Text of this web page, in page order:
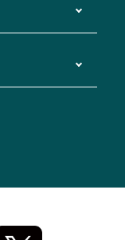
院直通バ
国際空港
セット